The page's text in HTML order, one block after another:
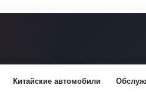
Китайские автомобили